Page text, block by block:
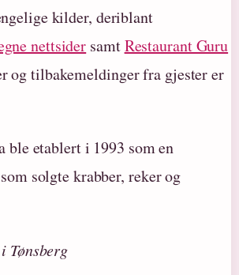
kilder, deriblant
nettsider samtRestaurant Guru
og tilbakemeldinger fra gjester er
ble etablert i 1993 som en
solgte krabber, reker og
Tønsberg